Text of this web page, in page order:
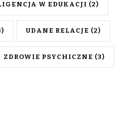
W EDUKACJI (2)
UDANE RELACJE (2)
ZDROWIE PSYCHICZNE (3)